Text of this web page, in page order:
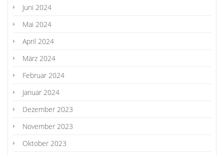
Juni 2024
Mai 2024
April 2024
März 2024
Februar 2024
Januar 2024
Dezember 2023
November 2023
Oktober 2023